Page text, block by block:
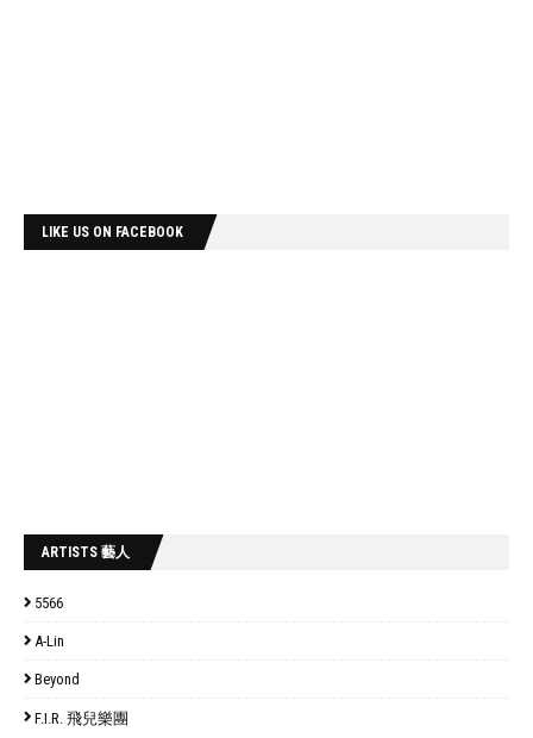
LIKE US ON FACEBOOK
ARTISTS 藝人
5566
A-Lin
Beyond
F.I.R. 飛兒樂團